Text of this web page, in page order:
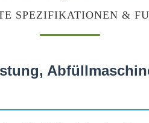
SPEZIFIKATIONEN &